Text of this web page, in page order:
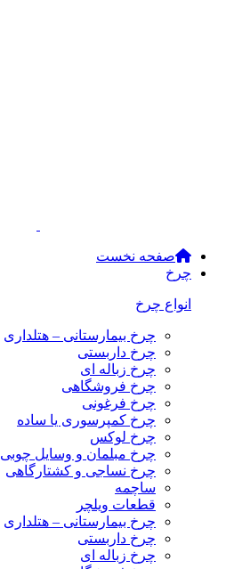
صفحه نخست
چرخ
انواع چرخ
چرخ بیمارستانی – هتلداری
چرخ داربستی
چرخ زباله ای
چرخ فروشگاهی
چرخ فرغونی
چرخ کمپرسوری یا ساده
چرخ لوکس
چرخ مبلمان و وسایل چوبی
چرخ نساجی و کشتارگاهی
ساچمه
قطعات ویلچر
چرخ بیمارستانی – هتلداری
چرخ داربستی
چرخ زباله ای